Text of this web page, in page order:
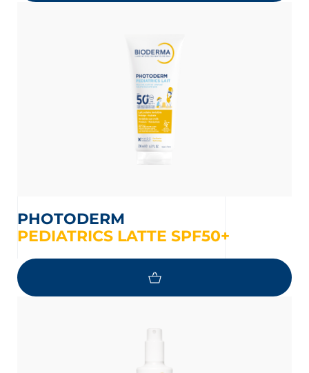
PHOTODERM
PEDIATRICS LATTE SPF50+